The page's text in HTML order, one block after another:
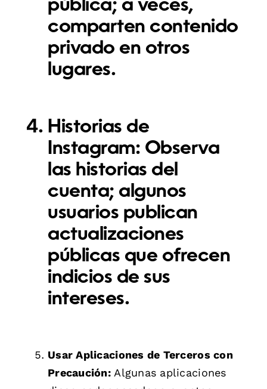
pública; a veces,
comparten contenido
privado en otros
lugares.
Historias de
Instagram: Observa
las historias del
cuenta; algunos
usuarios publican
actualizaciones
públicas que ofrecen
indicios de sus
intereses.
Usar Aplicaciones de Terceros con
Precaución:Algunas aplicaciones